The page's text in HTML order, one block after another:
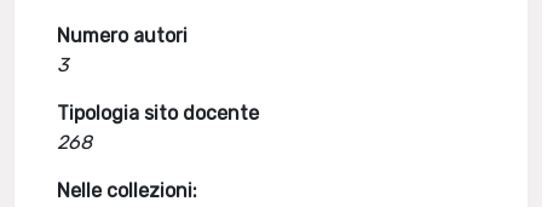
Numero autori
3
Tipologia sito docente
268
Nelle collezioni: